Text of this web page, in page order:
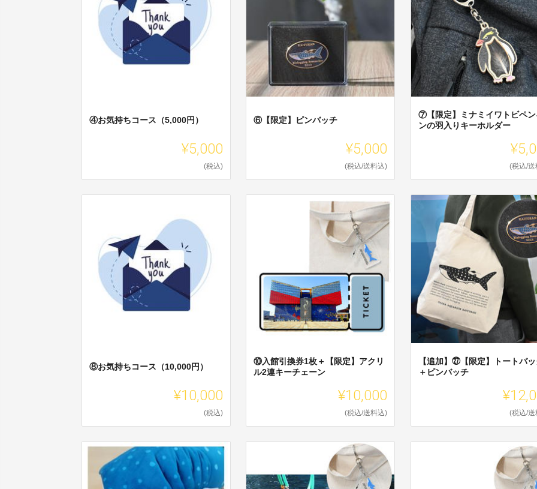
④お気持ちコース（5,000円）
¥5,000
(税込)
⑥【限定】ピンバッチ
¥5,000
(税込/送料込)
⑦【限定】ミナミイワトビペン
ンの羽入りキーホルダー
(税込/送
⑧お気持ちコース（10,000円）
¥10,000
(税込)
⑩入館引換券1枚＋【限定】アクリ
ル2連キーチェーン
¥10,000
(税込/送料込)
【追加】㉗【限定】トートバ
＋ピンバッチ
(税込/送